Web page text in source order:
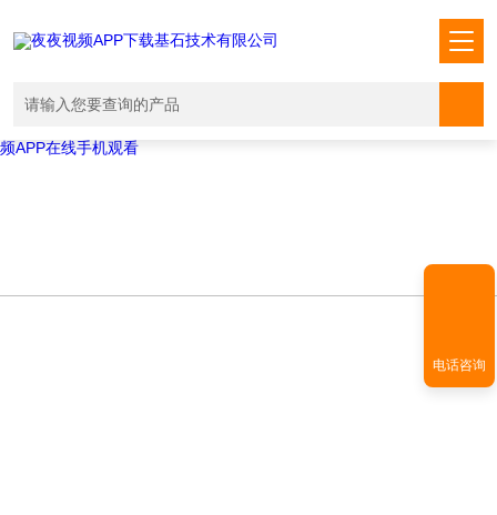
/www/wwwroot/T1.COM/func.phpon line
file_put_contents(./cachefile_yuan/shendoushi.net/cache/4b/b8019/
failed to open stream: No such file or directory in
/www/wwwroot/T1.COM/func.php
夜夜视频APP下载,夜夜爽视频APP看片,夜夜夜风流视频下载APP,夜夜视
频APP在线手机观看
电话咨询